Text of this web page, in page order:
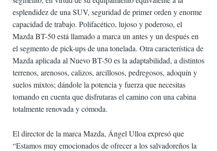
esplendidez de una SUV, seguridad de primer orden y enorme
capacidad de trabajo. Polifacético, lujoso y poderoso, el
Mazda BT-50 está llamado a marca un antes y un después en
el segmento de pick-ups de una tonelada. Otra característica de
Mazda aplicada al Nuevo BT-50 es la adaptabilidad, a distintos
terrenos, arenosos, calizos, arcillosos, pedregosos, adoquín y
suelos mixtos; dándole la potencia y fuerza que necesitas
tomando en cuenta que disfrutaras el camino con una cabina
totalmente renovada y cómoda.
El director de la marca Mazda, Ángel Ulloa expresó que
“Estamos muy emocionados de ofrecer a los salvadoreños la